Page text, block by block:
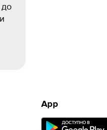
до
App